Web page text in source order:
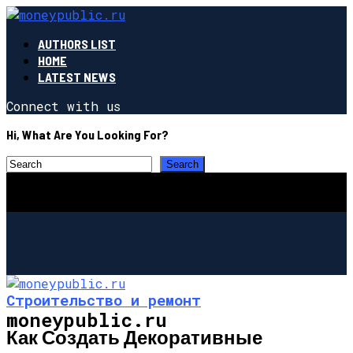
AUTHORS LIST
HOME
LATEST NEWS
Connect with us
Hi, What Are You Looking For?
moneypublic.ru
Строительство и ремонт
Как Создать Декоративные